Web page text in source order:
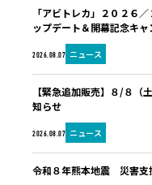
2026.08.07 ニュース
「アビトレカ」２０２６
ップデート＆開幕記念キ
2026.08.07 ニュース
【緊急追加販売】８/８（
知らせ
令和８年熊本地震 災害支